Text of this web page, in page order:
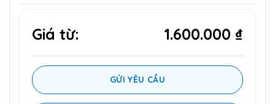
Giá từ: 1.600.000 ₫
GỬI YÊU CẦU